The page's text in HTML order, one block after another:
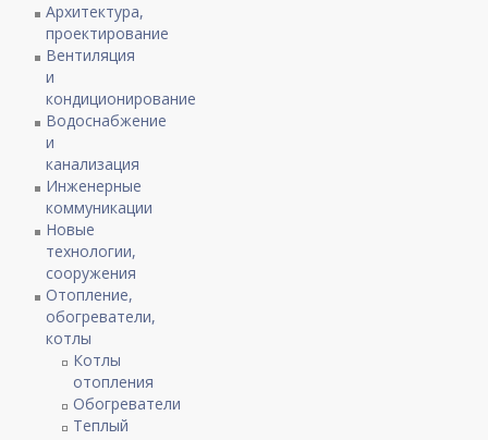
Архитектура,
проектирование
Вентиляция
и
кондиционирование
Водоснабжение
и
канализация
Инженерные
коммуникации
Новые
технологии,
сооружения
Отопление,
обогреватели,
котлы
Котлы
отопления
Обогреватели
Теплый